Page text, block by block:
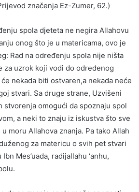
značenja Ez-Zumer, 62.)
spola djeteta ne negira Allahovu
onog što je u matericama, ovo je
Rad na određenju spola nije ništa
za uzrok koji vodi do određenog
nekada biti ostvaren,a nekada neće
stvari. Sa druge strane, Uzvišeni
stvorenja omogući da spoznaju spol
a neki to znaju iz iskustva što sve
moru Allahova znanja. Pa tako Allah
za matericu o svih pet stvari
Mes’uada, radijallahu ‘anhu,